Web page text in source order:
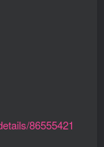
86555421